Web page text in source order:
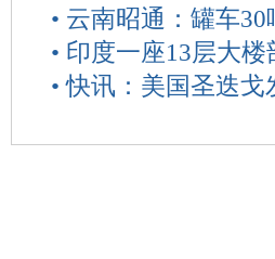
• 云南昭通：罐车
• 印度一座13层大
•快讯：美国圣迭戈